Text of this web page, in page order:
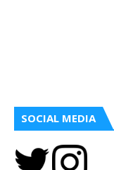
SOCIAL MEDIA